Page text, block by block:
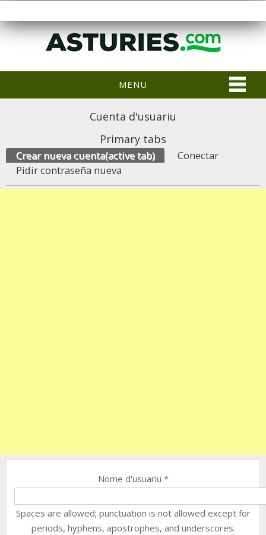
MENU
Cuenta d'usuariu
Primary tabs
Crear nueva cuenta(active tab)
Conectar
Pidir contraseña nueva
Nome d'usuariu *
Spaces are allowed; punctuation is not allowed except for
periods, hyphens, apostrophes, and underscores.